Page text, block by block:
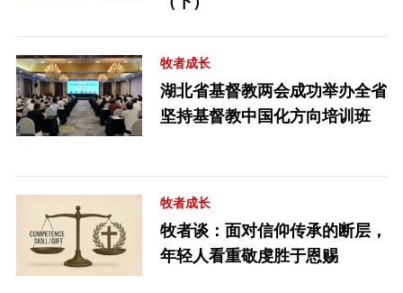
牧者成长
湖北省基督教两会成功举办全省
坚持基督教中国化方向培训班
牧者成长
牧者谈：面对信仰传承的断层，
年轻人看重敬虔胜于恩赐